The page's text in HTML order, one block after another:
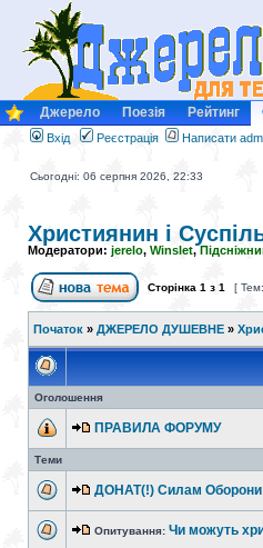
Джерело Поезія Рейтинг
Вхід Реєстрація Написати
Сьогодні: 06 серпня 2026, 22:33
Християнин і
Модератори: jerelo, Winslet,
Сторінка 1 з 1 [
Початок » ДЖЕРЕЛО ДУШЕВНЕ »
Оголошення
ПРАВИЛА ФОРУМУ
Теми
ДОНАТ(!) Силам Оборони
Опитування: Чи можуть